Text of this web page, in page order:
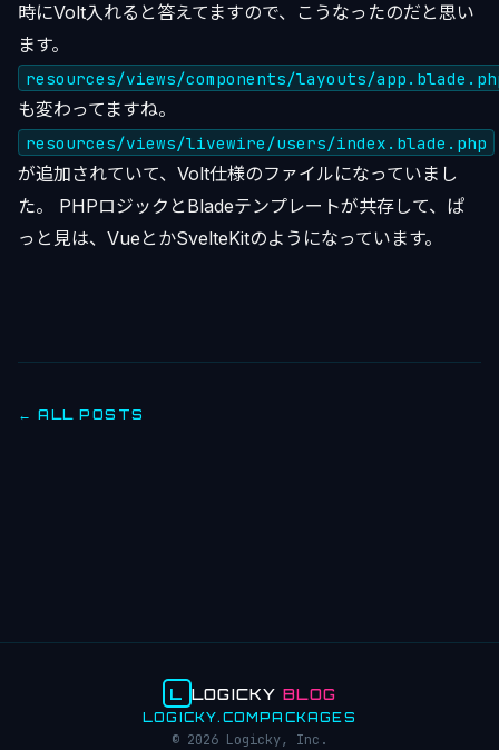
時にVolt入れると答えてますので、こうなったのだと思い
ます。
resources/views/components/layouts/
も変わってますね。
resources/views/livewire/users/index.blade.php
が追加されていて、Volt仕様のファイルになっていまし
た。 PHPロジックとBladeテンプレートが共存して、ぱ
っと見は、VueとかSvelteKitのようになっています。
← ALL POSTS
L LOGICKYBLOG
LOGICKY.COM PACKAGES
© 2026 Logicky, Inc.